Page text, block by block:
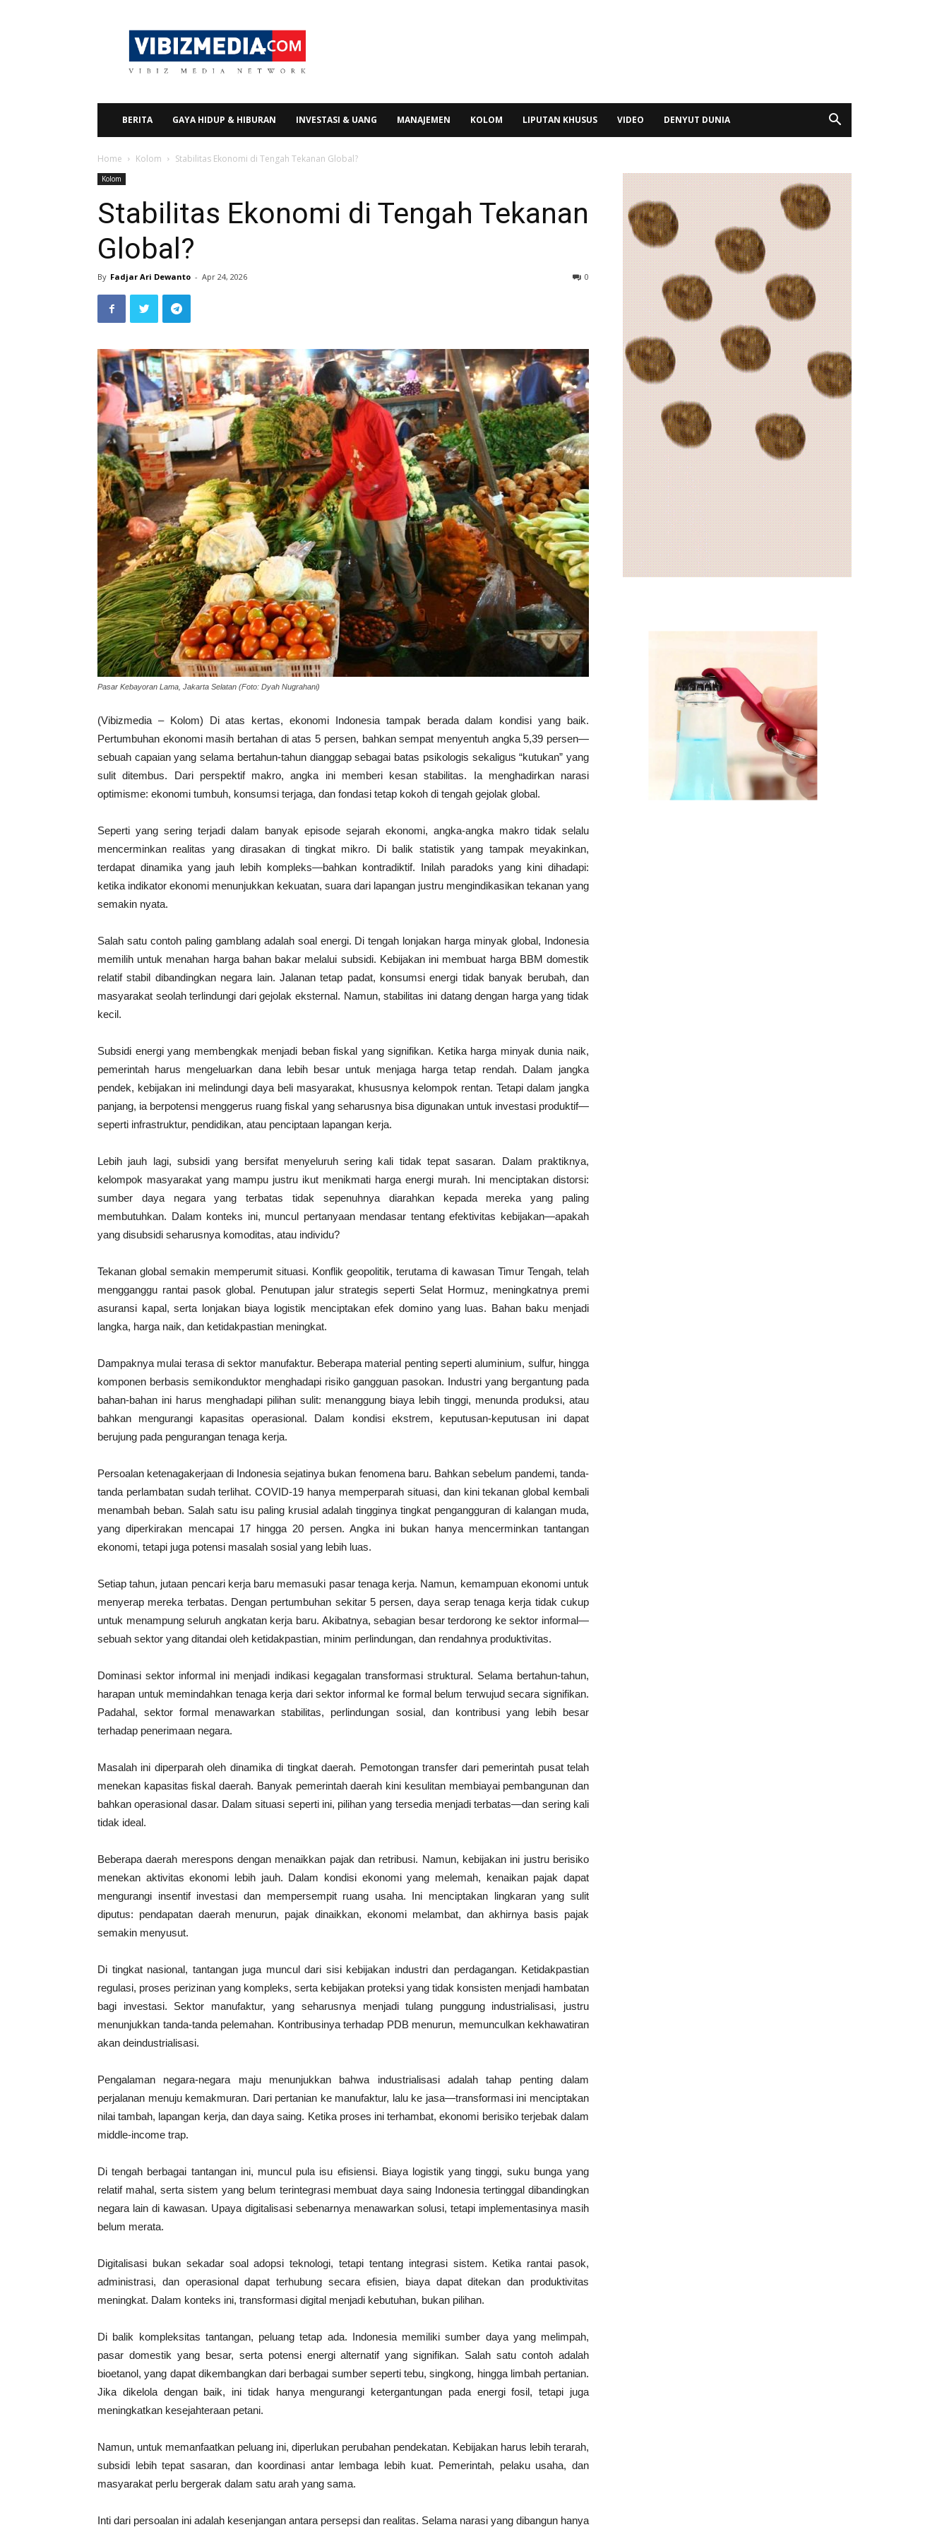
Vibizmedia.com
BERITA GAYA HIDUP & HIBURAN INVESTASI & UANG MANAJEMEN KOLOM LIPUTAN KHUSUS VIDEO DENYUT DUNIA
Home Kolom Stabilitas Ekonomi di Tengah Tekanan Global?
Kolom
Stabilitas Ekonomi di Tengah Tekanan
Global?
By Fadjar Ari Dewanto - Apr 24, 2026 0
Pasar Kebayoran Lama, Jakarta Selatan (Foto: Dyah Nugrahani)
(Vibizmedia – Kolom) Di atas kertas, ekonomi Indonesia tampak berada dalam kondisi yang baik.
Pertumbuhan ekonomi masih bertahan di atas 5 persen, bahkan sempat menyentuh angka 5,39 persen—
sebuah capaian yang selama bertahun-tahun dianggap sebagai batas psikologis sekaligus “kutukan” yang
sulit ditembus. Dari perspektif makro, angka ini memberi kesan stabilitas. Ia menghadirkan narasi
optimisme: ekonomi tumbuh, konsumsi terjaga, dan fondasi tetap kokoh di tengah gejolak global.
Seperti yang sering terjadi dalam banyak episode sejarah ekonomi, angka-angka makro tidak selalu
mencerminkan realitas yang dirasakan di tingkat mikro. Di balik statistik yang tampak meyakinkan,
terdapat dinamika yang jauh lebih kompleks—bahkan kontradiktif. Inilah paradoks yang kini dihadapi:
ketika indikator ekonomi menunjukkan kekuatan, suara dari lapangan justru mengindikasikan tekanan yang
semakin nyata.
Salah satu contoh paling gamblang adalah soal energi. Di tengah lonjakan harga minyak global, Indonesia
memilih untuk menahan harga bahan bakar melalui subsidi. Kebijakan ini membuat harga BBM domestik
relatif stabil dibandingkan negara lain. Jalanan tetap padat, konsumsi energi tidak banyak berubah, dan
masyarakat seolah terlindungi dari gejolak eksternal. Namun, stabilitas ini datang dengan harga yang tidak
kecil.
Subsidi energi yang membengkak menjadi beban fiskal yang signifikan. Ketika harga minyak dunia naik,
pemerintah harus mengeluarkan dana lebih besar untuk menjaga harga tetap rendah. Dalam jangka
pendek, kebijakan ini melindungi daya beli masyarakat, khususnya kelompok rentan. Tetapi dalam jangka
panjang, ia berpotensi menggerus ruang fiskal yang seharusnya bisa digunakan untuk investasi produktif—
seperti infrastruktur, pendidikan, atau penciptaan lapangan kerja.
Lebih jauh lagi, subsidi yang bersifat menyeluruh sering kali tidak tepat sasaran. Dalam praktiknya,
kelompok masyarakat yang mampu justru ikut menikmati harga energi murah. Ini menciptakan distorsi:
sumber daya negara yang terbatas tidak sepenuhnya diarahkan kepada mereka yang paling
membutuhkan. Dalam konteks ini, muncul pertanyaan mendasar tentang efektivitas kebijakan—apakah
yang disubsidi seharusnya komoditas, atau individu?
Tekanan global semakin memperumit situasi. Konflik geopolitik, terutama di kawasan Timur Tengah, telah
mengganggu rantai pasok global. Penutupan jalur strategis seperti Selat Hormuz, meningkatnya premi
asuransi kapal, serta lonjakan biaya logistik menciptakan efek domino yang luas. Bahan baku menjadi
langka, harga naik, dan ketidakpastian meningkat.
Dampaknya mulai terasa di sektor manufaktur. Beberapa material penting seperti aluminium, sulfur, hingga
komponen berbasis semikonduktor menghadapi risiko gangguan pasokan. Industri yang bergantung pada
bahan-bahan ini harus menghadapi pilihan sulit: menanggung biaya lebih tinggi, menunda produksi, atau
bahkan mengurangi kapasitas operasional. Dalam kondisi ekstrem, keputusan-keputusan ini dapat
berujung pada pengurangan tenaga kerja.
Persoalan ketenagakerjaan di Indonesia sejatinya bukan fenomena baru. Bahkan sebelum pandemi, tanda-
tanda perlambatan sudah terlihat. COVID-19 hanya memperparah situasi, dan kini tekanan global kembali
menambah beban. Salah satu isu paling krusial adalah tingginya tingkat pengangguran di kalangan muda,
yang diperkirakan mencapai 17 hingga 20 persen. Angka ini bukan hanya mencerminkan tantangan
ekonomi, tetapi juga potensi masalah sosial yang lebih luas.
Setiap tahun, jutaan pencari kerja baru memasuki pasar tenaga kerja. Namun, kemampuan ekonomi untuk
menyerap mereka terbatas. Dengan pertumbuhan sekitar 5 persen, daya serap tenaga kerja tidak cukup
untuk menampung seluruh angkatan kerja baru. Akibatnya, sebagian besar terdorong ke sektor informal—
sebuah sektor yang ditandai oleh ketidakpastian, minim perlindungan, dan rendahnya produktivitas.
Dominasi sektor informal ini menjadi indikasi kegagalan transformasi struktural. Selama bertahun-tahun,
harapan untuk memindahkan tenaga kerja dari sektor informal ke formal belum terwujud secara signifikan.
Padahal, sektor formal menawarkan stabilitas, perlindungan sosial, dan kontribusi yang lebih besar
terhadap penerimaan negara.
Masalah ini diperparah oleh dinamika di tingkat daerah. Pemotongan transfer dari pemerintah pusat telah
menekan kapasitas fiskal daerah. Banyak pemerintah daerah kini kesulitan membiayai pembangunan dan
bahkan operasional dasar. Dalam situasi seperti ini, pilihan yang tersedia menjadi terbatas—dan sering kali
tidak ideal.
Beberapa daerah merespons dengan menaikkan pajak dan retribusi. Namun, kebijakan ini justru berisiko
menekan aktivitas ekonomi lebih jauh. Dalam kondisi ekonomi yang melemah, kenaikan pajak dapat
mengurangi insentif investasi dan mempersempit ruang usaha. Ini menciptakan lingkaran yang sulit
diputus: pendapatan daerah menurun, pajak dinaikkan, ekonomi melambat, dan akhirnya basis pajak
semakin menyusut.
Di tingkat nasional, tantangan juga muncul dari sisi kebijakan industri dan perdagangan. Ketidakpastian
regulasi, proses perizinan yang kompleks, serta kebijakan proteksi yang tidak konsisten menjadi hambatan
bagi investasi. Sektor manufaktur, yang seharusnya menjadi tulang punggung industrialisasi, justru
menunjukkan tanda-tanda pelemahan. Kontribusinya terhadap PDB menurun, memunculkan kekhawatiran
akan deindustrialisasi.
Pengalaman negara-negara maju menunjukkan bahwa industrialisasi adalah tahap penting dalam
perjalanan menuju kemakmuran. Dari pertanian ke manufaktur, lalu ke jasa—transformasi ini menciptakan
nilai tambah, lapangan kerja, dan daya saing. Ketika proses ini terhambat, ekonomi berisiko terjebak dalam
middle-income trap.
Di tengah berbagai tantangan ini, muncul pula isu efisiensi. Biaya logistik yang tinggi, suku bunga yang
relatif mahal, serta sistem yang belum terintegrasi membuat daya saing Indonesia tertinggal dibandingkan
negara lain di kawasan. Upaya digitalisasi sebenarnya menawarkan solusi, tetapi implementasinya masih
belum merata.
Digitalisasi bukan sekadar soal adopsi teknologi, tetapi tentang integrasi sistem. Ketika rantai pasok,
administrasi, dan operasional dapat terhubung secara efisien, biaya dapat ditekan dan produktivitas
meningkat. Dalam konteks ini, transformasi digital menjadi kebutuhan, bukan pilihan.
Di balik kompleksitas tantangan, peluang tetap ada. Indonesia memiliki sumber daya yang melimpah,
pasar domestik yang besar, serta potensi energi alternatif yang signifikan. Salah satu contoh adalah
bioetanol, yang dapat dikembangkan dari berbagai sumber seperti tebu, singkong, hingga limbah pertanian.
Jika dikelola dengan baik, ini tidak hanya mengurangi ketergantungan pada energi fosil, tetapi juga
meningkatkan kesejahteraan petani.
Namun, untuk memanfaatkan peluang ini, diperlukan perubahan pendekatan. Kebijakan harus lebih terarah,
subsidi lebih tepat sasaran, dan koordinasi antar lembaga lebih kuat. Pemerintah, pelaku usaha, dan
masyarakat perlu bergerak dalam satu arah yang sama.
Inti dari persoalan ini adalah kesenjangan antara persepsi dan realitas. Selama narasi yang dibangun hanya